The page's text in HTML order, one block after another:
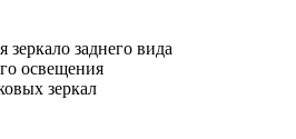
заднего вида
освещения
зеркал